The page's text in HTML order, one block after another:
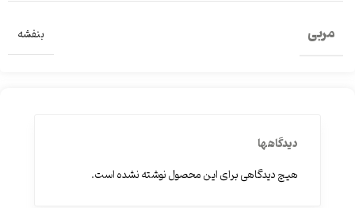
مربی بنفشه
دیدگاهها
هیچ دیدگاهی برای این محصول نوشته نشده است.